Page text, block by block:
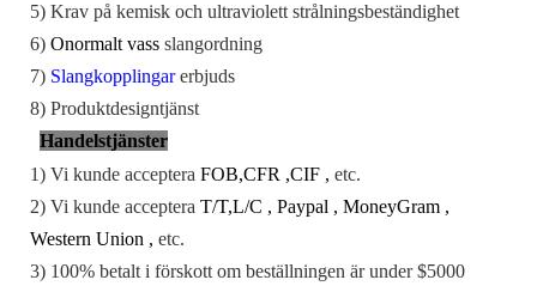
5) Krav på kemisk och ultraviolett strålningsbeständighet
6) Onormalt vass slangordning
7) Slangkopplingar erbjuds
8) Produktdesigntjänst
Handelstjänster
1) Vi kunde acceptera FOB,CFR ,CIF , etc.
2) Vi kunde acceptera T/T,L/C , Paypal , MoneyGram ,
Western Union , etc.
3) 100% betalt i förskott om beställningen är under $5000